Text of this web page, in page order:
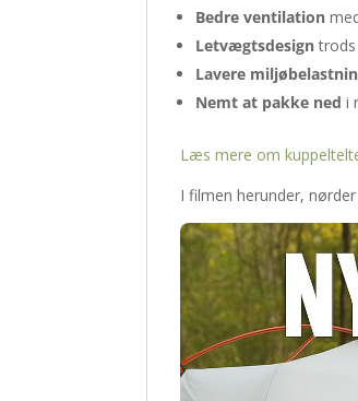
Bedre ventilation
Letvægtsdesigntrods
Lavere
Nemt at pakke ned i
Læs mere om
I filmen herunder,